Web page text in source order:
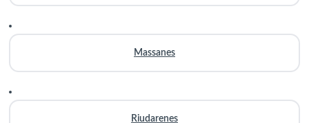
Massanes
Riudarenes